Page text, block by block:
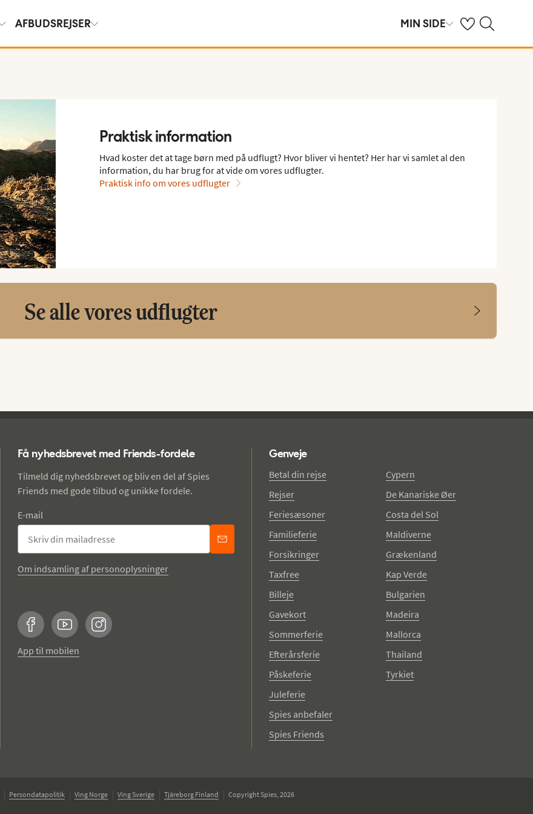
AFBUDSREJSER MIN SIDE Se dine gemte
Søg på spies.dk
Praktisk information
Hvad koster det at tage børn med på udflugt? Hvor bliver vi hentet? Her har vi samlet al den
information, du har brug for at vide om vores udflugter.
Praktisk info om vores udflugter
Se alle vores udflugter
Få nyhedsbrevet med Friends-fordele
Tilmeld dig nyhedsbrevet og bliv en del af Spies
Friends med gode tilbud og unikke fordele.
E-mail
Om indsamling af personoplysninger
FacebookYouTubeInstagram
App til mobilen
Genveje
Betal din rejse
Rejser
Feriesæsoner
Familieferie
Forsikringer
Taxfree
Billeje
Gavekort
Sommerferie
Efterårsferie
Påskeferie
Juleferie
Spies anbefaler
Spies Friends
Cypern
De Kanariske Øer
Costa del Sol
Maldiverne
Grækenland
Kap Verde
Bulgarien
Madeira
Mallorca
Thailand
Tyrkiet
Persondatapolitik Ving Norge Ving Sverige Tjäreborg Finland Copyright Spies, 2026